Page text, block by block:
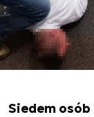
Siedem